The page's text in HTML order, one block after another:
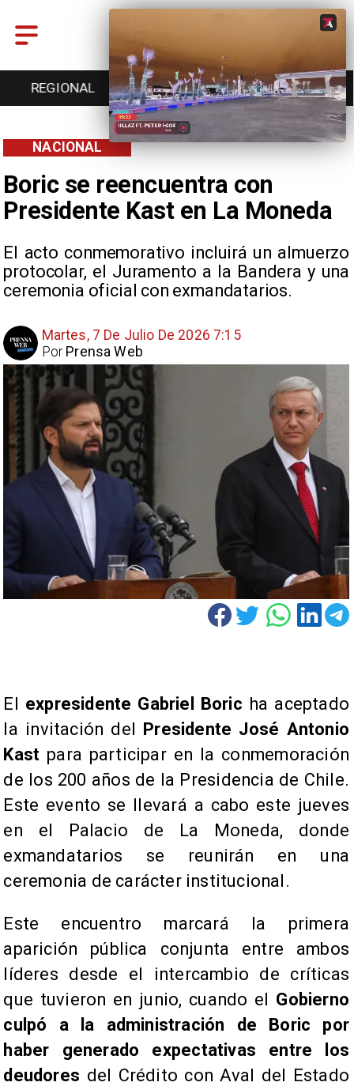
ENTRETENCIÓN DEPORTES
Boric se reencuentra con
Presidente Kast en La Moneda
El acto conmemorativo incluirá un almuerzo
protocolar, el Juramento a la Bandera y una
ceremonia oficial con exmandatarios.
NACIONAL
Martes, 7 De Julio De 2026 7:15
Prensa Web
Por
El expresidente Gabriel Boric ha aceptado
la invitación del Presidente José Antonio
Kast para participar en la conmemoración
de los 200 años de la Presidencia de Chile.
Este evento se llevará a cabo este jueves
en el Palacio de La Moneda, donde
exmandatarios se reunirán en una
ceremonia de carácter institucional.
Este encuentro marcará la primera
aparición pública conjunta entre ambos
líderes desde el intercambio de críticas
que tuvieron en junio, cuando el Gobierno
culpó a la administración de Boric por
haber generado expectativas entre los
deudores del Crédito con Aval del Estado